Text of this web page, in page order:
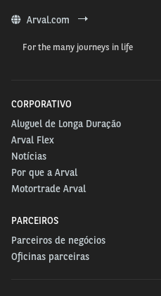
Arval.com
For the many journeys in life
CORPORATIVO
Aluguel de Longa Duração
Arval Flex
Notícias
Por que a Arval
Motortrade Arval
PARCEIROS
Parceiros de negócios
Oficinas parceiras